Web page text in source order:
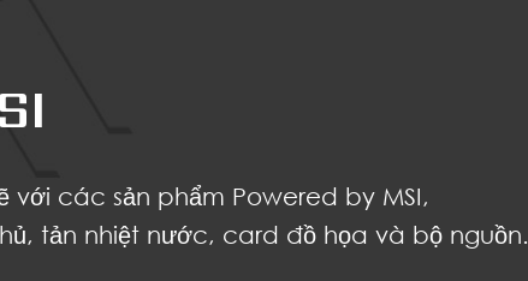
với các sản phẩm Powered by MSI,
tản nhiệt nước, card đồ họa và bộ nguồn.